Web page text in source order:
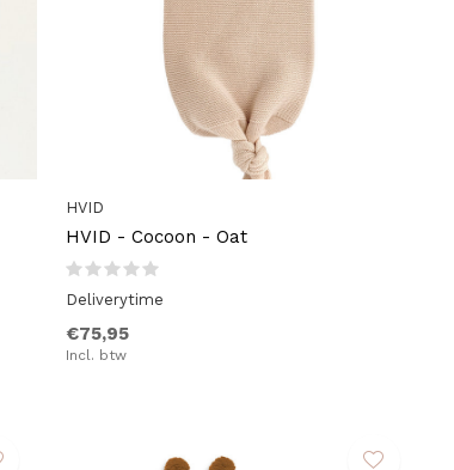
HVID
HVID - Cocoon - Oat
Deliverytime
€75,95
Incl. btw